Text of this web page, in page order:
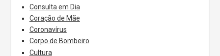
Consulta em Dia
Coração de Mãe
Coronavírus
Corpo de Bombeiro
Cultura